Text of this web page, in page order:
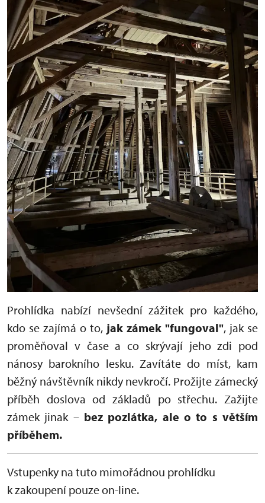
Prohlídka nabízí nevšední zážitek pro každého,
kdo se zajímá o to, jak zámek "fungoval", jak se
proměňoval v čase a co skrývají jeho zdi pod
nánosy barokního lesku. Zavítáte do míst, kam
běžný návštěvník nikdy nevkročí. Prožijte zámecký
příběh doslova od základů po střechu. Zažijte
zámek jinak – bez pozlátka, ale o to s větším
příběhem.
Vstupenky na tuto mimořádnou prohlídku
k zakoupení pouze on-line.